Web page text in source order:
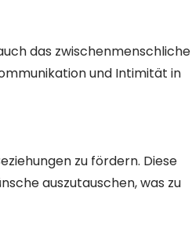
das zwischenmenschliche
und Intimität in
zu fördern. Diese
auszutauschen, was zu